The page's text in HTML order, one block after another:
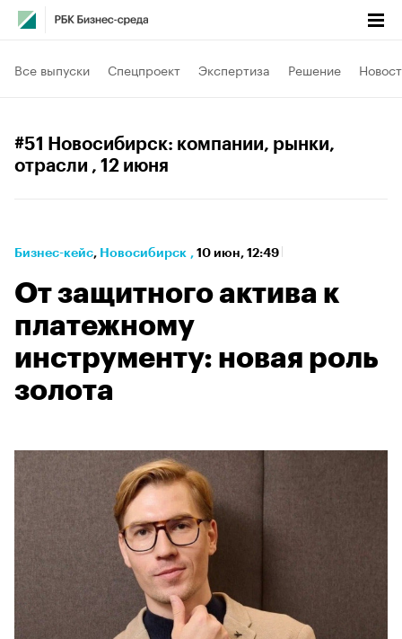
Все выпуски Спецпроект Экспертиза Решение
#51 Новосибирск: компании, рынки,
отрасли , 12 июня
Бизнес-кейс⁠, Новосибирск , 10 июн, 12:49
От защитного актива к
платежному
инструменту: новая роль
золота